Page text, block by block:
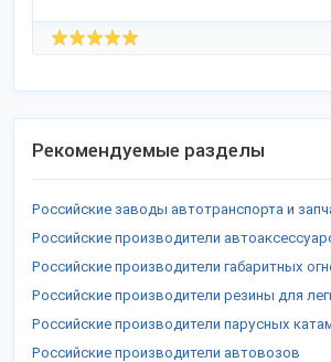
Рекомендуемые разделы
Российские заводы автотранспорта и
Российские производители
Российские производители габаритных
Российские производители резины для
Российские производители парусных
Российские производители автовозов